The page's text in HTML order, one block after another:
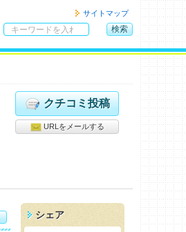
サイトマップ
検索
クチコミ投稿
URLをメールする
シェア